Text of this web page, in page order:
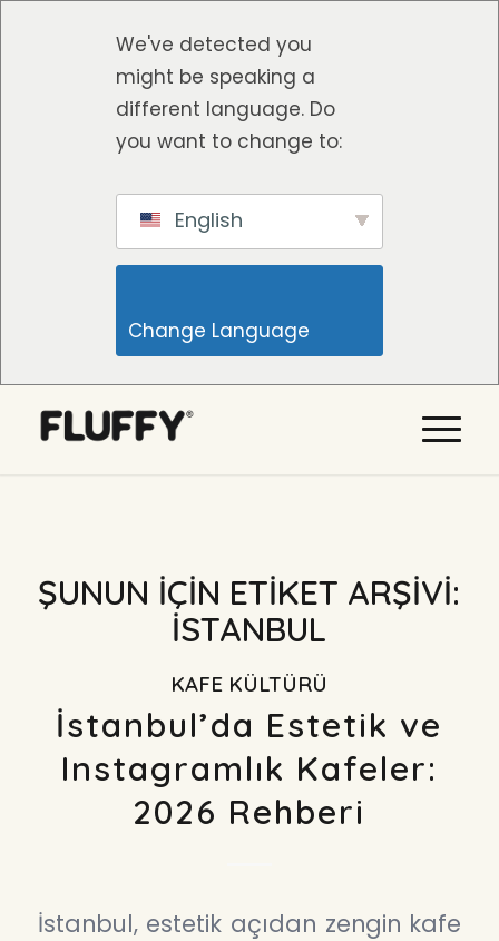
We've detected you
might be speaking a
different language. Do
you want to change to:
English
ŞUNUN IÇIN ETIKET ARŞIVI:
ISTANBUL
KAFE KÜLTÜRÜ
İstanbul’da Estetik ve
Instagramlık Kafeler:
2026 Rehberi
İstanbul, estetik açıdan zengin kafe